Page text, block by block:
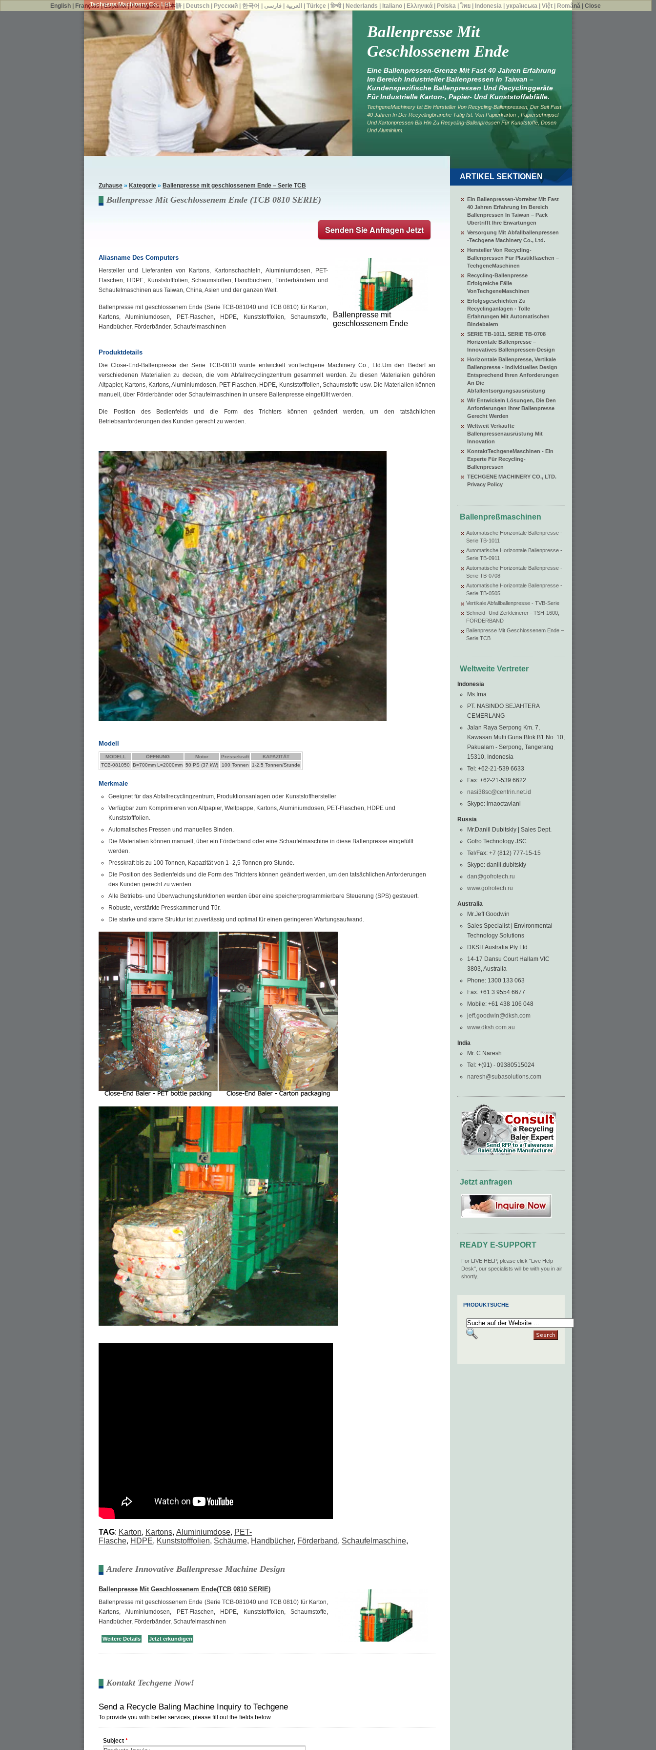
Techgene Machinery Co., Ltd.
Ballenpresse Mit
Geschlossenem Ende
Eine Ballenpressen-Grenze Mit Fast 40 Jahren Erfahrung
Im Bereich Industrieller Ballenpressen In Taiwan –
Kundenspezifische Ballenpressen Und Recyclinggeräte
Für Industrielle Karton-, Papier- Und Kunststoffabfälle.
TechgeneMachinery Ist Ein Hersteller Von Recycling-Ballenpressen, Der Seit Fast
40 Jahren In Der Recyclingbranche Tätig Ist. Von Papierkarton-, Papierschnipsel-
Und Kartonpressen Bis Hin Zu Recycling-Ballenpressen Für Kunststoffe, Dosen
Und Aluminium.
Zuhause » Kategorie » Ballenpresse mit geschlossenem Ende – Serie TCB
Ballenpresse Mit Geschlossenem Ende (TCB 0810 SERIE)
Senden Sie Anfragen Jetzt
Ballenpresse mit
geschlossenem Ende
Aliasname Des Computers
Hersteller und Lieferanten von Kartons, Kartonschachteln, Aluminiumdosen, PET-
Flaschen, HDPE, Kunststofffolien, Schaumstoffen, Handbüchern, Förderbändern und
Schaufelmaschinen aus Taiwan, China, Asien und der ganzen Welt.
Ballenpresse mit geschlossenem Ende (Serie TCB-081040 und TCB 0810) für Karton,
Kartons, Aluminiumdosen, PET-Flaschen, HDPE, Kunststofffolien, Schaumstoffe,
Handbücher, Förderbänder, Schaufelmaschinen
Produktdetails
Die Close-End-Ballenpresse der Serie TCB-0810 wurde entwickelt vonTechgene Machinery Co., Ltd.Um den Bedarf an
verschiedenen Materialien zu decken, die vom Abfallrecyclingzentrum gesammelt werden. Zu diesen Materialien gehören
Altpapier, Kartons, Kartons, Aluminiumdosen, PET-Flaschen, HDPE, Kunststofffolien, Schaumstoffe usw. Die Materialien können
manuell, über Förderbänder oder Schaufelmaschinen in unsere Ballenpresse eingefüllt werden.
Die Position des Bedienfelds und die Form des Trichters können geändert werden, um den tatsächlichen
Betriebsanforderungen des Kunden gerecht zu werden.
Modell
MODELL ÖFFNUNG Motor Pressekraft
KAPAZITÄT
TCB-081050 B=700mm L=2000mm 50 PS (37 kW) 100 Tonnen 1-2,5 Tonnen/Stunde
Merkmale
Geeignet für das Abfallrecyclingzentrum, Produktionsanlagen oder Kunststoffhersteller
Verfügbar zum Komprimieren von Altpapier, Wellpappe, Kartons, Aluminiumdosen, PET-Flaschen, HDPE und
Kunststofffolien.
Automatisches Pressen und manuelles Binden.
Die Materialien können manuell, über ein Förderband oder eine Schaufelmaschine in diese Ballenpresse eingefüllt
werden.
Presskraft bis zu 100 Tonnen, Kapazität von 1–2,5 Tonnen pro Stunde.
Die Position des Bedienfelds und die Form des Trichters können geändert werden, um den tatsächlichen Anforderungen
des Kunden gerecht zu werden.
Alle Betriebs- und Überwachungsfunktionen werden über eine speicherprogrammierbare Steuerung (SPS) gesteuert.
Robuste, verstärkte Presskammer und Tür.
Die starke und starre Struktur ist zuverlässig und optimal für einen geringeren Wartungsaufwand.
TAG: Karton, Kartons, Aluminiumdose, PET-
Flasche, HDPE, Kunststofffolien, Schäume, Handbücher, Förderband, Schaufelmaschine,
Andere Innovative Ballenpresse Machine Design
Ballenpresse Mit Geschlossenem Ende(TCB 0810 SERIE)
Ballenpresse mit geschlossenem Ende (Serie TCB-081040 und TCB 0810) für Karton,
Kartons, Aluminiumdosen, PET-Flaschen, HDPE, Kunststofffolien, Schaumstoffe,
Handbücher, Förderbänder, Schaufelmaschinen
Weitere Details Jetzt erkundigen
Kontakt Techgene Now!
ARTIKEL SEKTIONEN
Ein Ballenpressen-Vorreiter Mit Fast
40 Jahren Erfahrung Im Bereich
Ballenpressen In Taiwan – Pack
Übertrifft Ihre Erwartungen
Versorgung Mit Abfallballenpressen
-Techgene Machinery Co., Ltd.
Hersteller Von Recycling-
Ballenpressen Für Plastikflaschen –
TechgeneMaschinen
Recycling-Ballenpresse
Erfolgreiche Fälle
VonTechgeneMaschinen
Erfolgsgeschichten Zu
Recyclinganlagen - Tolle
Erfahrungen Mit Automatischen
Bindebalern
SERIE TB-1011. SERIE TB-0708
Horizontale Ballenpresse –
Innovatives Ballenpressen-Design
Horizontale Ballenpresse, Vertikale
Ballenpresse - Individuelles Design
Entsprechend Ihren Anforderungen
An Die
Abfallentsorgungsausrüstung
Wir Entwickeln Lösungen, Die Den
Anforderungen Ihrer Ballenpresse
Gerecht Werden
Weltweit Verkaufte
Ballenpressenausrüstung Mit
Innovation
KontaktTechgeneMaschinen - Ein
Experte Für Recycling-
Ballenpressen
TECHGENE MACHINERY CO., LTD.
Privacy Policy
Ballenpreßmaschinen
Automatische Horizontale Ballenpresse -
Serie TB-1011
Automatische Horizontale Ballenpresse -
Serie TB-0911
Automatische Horizontale Ballenpresse -
Serie TB-0708
Automatische Horizontale Ballenpresse -
Serie TB-0505
Vertikale Abfallballenpresse - TVB-Serie
Schneid- Und Zerkleinerer - TSH-1600,
FÖRDERBAND
Ballenpresse Mit Geschlossenem Ende –
Serie TCB
Weltweite Vertreter
Indonesia
Ms.Irna
PT. NASINDO SEJAHTERA
CEMERLANG
Jalan Raya Serpong Km. 7,
Kawasan Multi Guna Blok B1 No. 10,
Pakualam - Serpong, Tangerang
15310, Indonesia
Tel: +62-21-539 6633
Fax: +62-21-539 6622
nasi38sc@centrin.net.id
Skype: irnaoctaviani
Russia
Mr.Daniil Dubitskiy | Sales Dept.
Gofro Technology JSC
Tel/Fax: +7 (812) 777-15-15
Skype: daniil.dubitskiy
dan@gofrotech.ru
www.gofrotech.ru
Australia
Mr.Jeff Goodwin
Sales Specialist | Environmental
Technology Solutions
DKSH Australia Pty Ltd.
14-17 Dansu Court Hallam VIC
3803, Australia
Phone: 1300 133 063
Fax: +61 3 9554 6677
Mobile: +61 438 106 048
jeff.goodwin@dksh.com
www.dksh.com.au
India
Mr. C Naresh
Tel: +(91) - 09380515024
naresh@subasolutions.com
Jetzt anfragen
READY E-SUPPORT
For LIVE HELP, please click "Live Help
Desk", our specialists will be with you in air
shortly.
PRODUKTSUCHE
English Français|Español|Português |日本語 Deutsch Русский 한국어 العربية فارسی |Türkçe |हिन्दी| Nederlands Italiano Ελληνικά Polska |ไทย Indonesia |українська |Việt Română |Close